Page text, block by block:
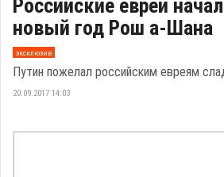
Российские евреи
новый год Рош а-Шана
эксклюзив
Путин пожелал российским евреям
20.09.2017 14:03